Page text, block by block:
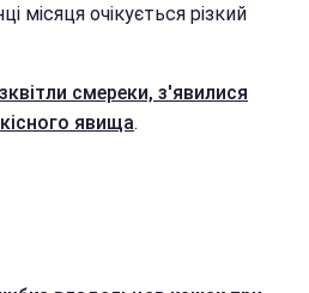
місяця очікується різкий
смереки, з'явилися
явища.